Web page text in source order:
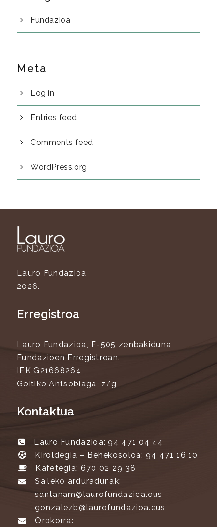
Fundazioa
Meta
Log in
Entries feed
Comments feed
WordPress.org
Lauro Fundazioa
2026.
Erregistroa
Lauro Fundazioa, F-505 zenbakiduna
Fundazioen Erregistroan.
IFK G21668264
Goitiko Antsobiaga, z/g
Kontaktua
Lauro Fundazioa: 94 471 04 44
Kiroldegia – Behekosoloa: 94 471 16 10
Kafetegia: 670 02 29 38
Saileko arduradunak:
santanam@laurofundazioa.eus
gonzalezb@laurofundazioa.eus
Orokorra: